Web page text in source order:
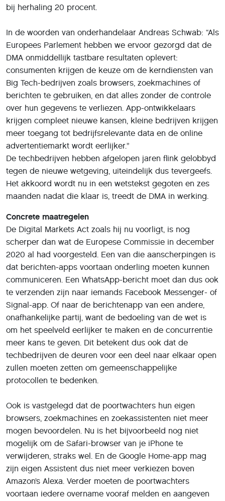
bij herhaling 20 procent.
In de woorden van onderhandelaar Andreas Schwab: “Als
Europees Parlement hebben we ervoor gezorgd dat de
DMA onmiddellijk tastbare resultaten oplevert:
consumenten krijgen de keuze om de kerndiensten van
Big Tech-bedrijven zoals browsers, zoekmachines of
berichten te gebruiken, en dat alles zonder de controle
over hun gegevens te verliezen. App-ontwikkelaars
krijgen compleet nieuwe kansen, kleine bedrijven krijgen
meer toegang tot bedrijfsrelevante data en de online
advertentiemarkt wordt eerlijker.”
De techbedrijven hebben afgelopen jaren flink gelobbyd
tegen de nieuwe wetgeving, uiteindelijk dus tevergeefs.
Het akkoord wordt nu in een wetstekst gegoten en zes
maanden nadat die klaar is, treedt de DMA in werking.
Concrete maatregelen
De Digital Markets Act zoals hij nu voorligt, is nog
scherper dan wat de Europese Commissie in december
2020 al had voorgesteld. Een van die aanscherpingen is
dat berichten-apps voortaan onderling moeten kunnen
communiceren. Een WhatsApp-bericht moet dan dus ook
te verzenden zijn naar iemands Facebook Messenger- of
Signal-app. Of naar de berichtenapp van een andere,
onafhankelijke partij, want de bedoeling van de wet is
om het speelveld eerlijker te maken en de concurrentie
meer kans te geven. Dit betekent dus ook dat de
techbedrijven de deuren voor een deel naar elkaar open
zullen moeten zetten om gemeenschappelijke
protocollen te bedenken.
Ook is vastgelegd dat de poortwachters hun eigen
browsers, zoekmachines en zoekassistenten niet meer
mogen bevoordelen. Nu is het bijvoorbeeld nog niet
mogelijk om de Safari-browser van je iPhone te
verwijderen, straks wel. En de Google Home-app mag
zijn eigen Assistent dus niet meer verkiezen boven
Amazon’s Alexa. Verder moeten de poortwachters
voortaan iedere overname vooraf melden en aangeven